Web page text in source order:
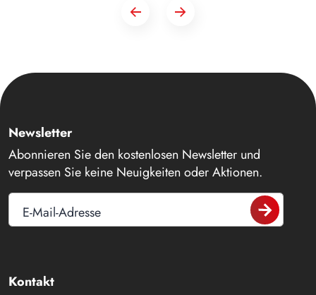
Newsletter
Abonnieren Sie den kostenlosen Newsletter und
verpassen Sie keine Neuigkeiten oder Aktionen.
E-Mail-Adresse
Kontakt